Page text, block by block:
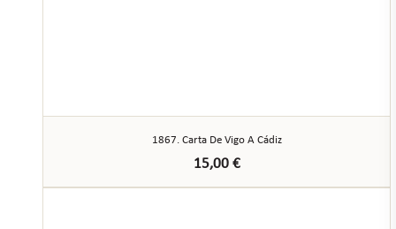
1867. Carta De Vigo A Cádiz
15,00 €